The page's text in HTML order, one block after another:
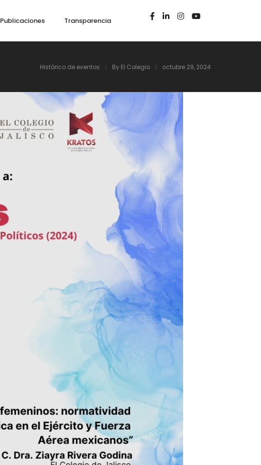
Publicaciones Transparencia
Histórico de eventos By El Colegio octubre 29, 2024